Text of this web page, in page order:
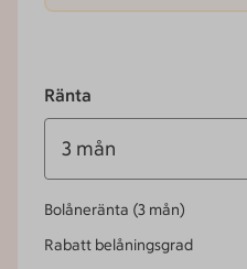
Ränta
3 mån
Bolåneränta (3 mån)
Rabatt belåningsgrad